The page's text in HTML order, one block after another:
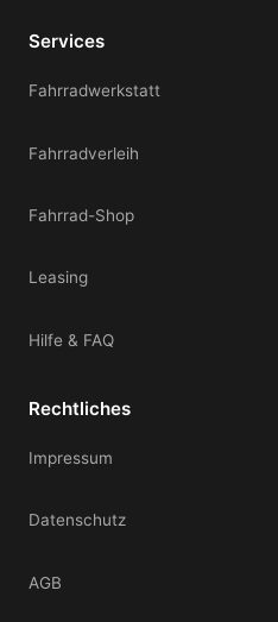
Services
Fahrradwerkstatt
Fahrradverleih
Fahrrad-Shop
Leasing
Hilfe & FAQ
Rechtliches
Impressum
Datenschutz
AGB